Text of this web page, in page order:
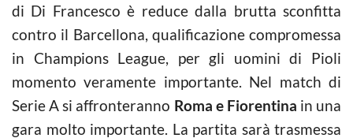
di Di Francesco è reduce dalla brutta sconfitta
contro il Barcellona, qualificazione compromessa
in Champions League, per gli uomini di Pioli
momento veramente importante. Nel match di
Serie A si affronteranno Roma e Fiorentina in una
gara molto importante. La partita sarà trasmessa